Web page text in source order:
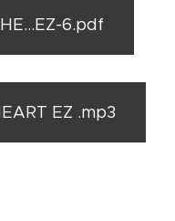
6.pdf
EZ .mp3